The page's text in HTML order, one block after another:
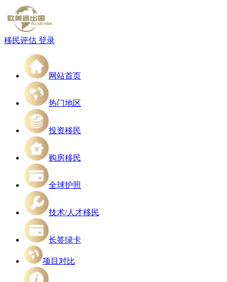
移民评估 登录
网站首页
热门地区
投资移民
购房移民
全球护照
技术/人才移民
长签绿卡
项目对比